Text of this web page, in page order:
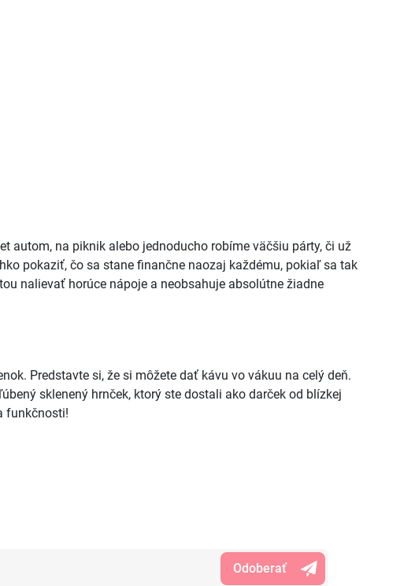
autom, na piknik alebo jednoducho robíme väčšiu párty, či už
pokaziť, čo sa stane finančne naozaj každému, pokiaľ sa tak
nalievať horúce nápoje a neobsahuje absolútne žiadne
Predstavte si, že si môžete dať kávu vo vákuu na celý deň.
sklenený hrnček, ktorý ste dostali ako darček od blízkej
funkčnosti!